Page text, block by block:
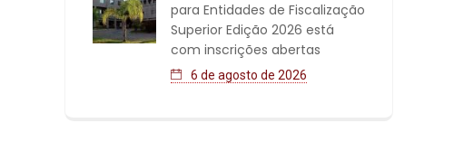
para Entidades de Fiscalização
Superior Edição 2026 está
com inscrições abertas
6 de agosto de 2026